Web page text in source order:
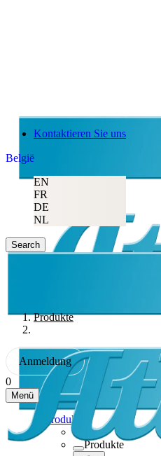
Kontaktieren Sie uns
België
EN
FR
DE
NL
Search
Produkte
Anmeldung
0
Menü
Produkte
Produkte